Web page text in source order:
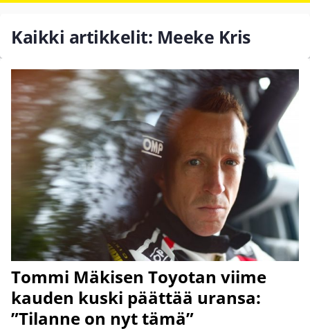
Kaikki artikkelit: Meeke Kris
Tommi Mäkisen Toyotan viime
kauden kuski päättää uransa:
”Tilanne on nyt tämä”